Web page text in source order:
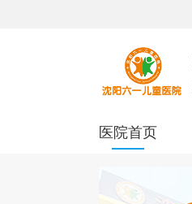
医院首页